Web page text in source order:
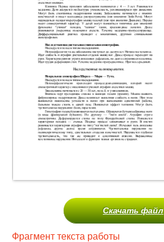
Скачать файл
Фрагмент текста работы